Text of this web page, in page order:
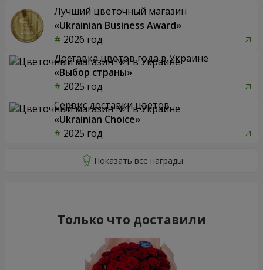
Лучший цветочный магазин
«Ukrainian Business Award»
2026 год
Доставка цветов года в Украине
«Выбор страны»
2025 год
Сервис доставки цветов
«Ukrainian Choice»
2025 год
Только что доставили